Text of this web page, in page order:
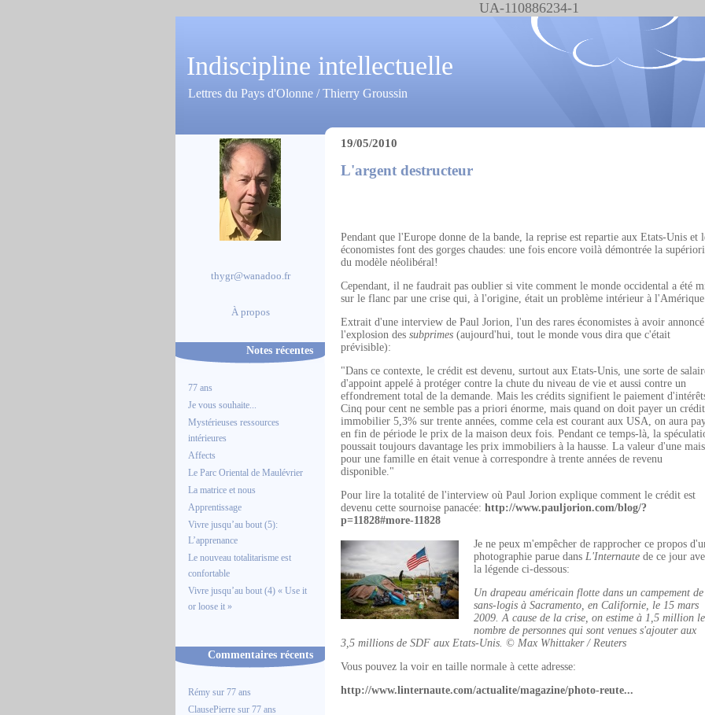
UA-110886234-1
Indiscipline intellectuelle
Lettres du Pays d'Olonne / Thierry Groussin
thygr@wanadoo.fr
À propos
Notes récentes
77 ans
Je vous souhaite...
Mystérieuses ressources
intérieures
Affects
Le Parc Oriental de Maulévrier
La matrice et nous
Apprentissage
Vivre jusqu’au bout (5):
L’apprenance
Le nouveau totalitarisme est
confortable
Vivre jusqu’au bout (4) « Use it
or loose it »
Commentaires récents
Rémy sur 77 ans
ClausePierre sur 77 ans
19/05/2010
L'argent destructeur
Pendant que l'Europe donne de la bande, la reprise est repartie aux Etats-Unis et
économistes font des gorges chaudes: une fois encore voilà démontrée la
du modèle néolibéral!
Cependant, il ne faudrait pas oublier si vite comment le monde occidental a été
sur le flanc par une crise qui, à l'origine, était un problème intérieur à
Extrait d'une interview de Paul Jorion, l'un des rares économistes à avoir annoncé
l'explosion des subprimes (aujourd'hui, tout le monde vous dira que c'était
prévisible):
"Dans ce contexte, le crédit est devenu, surtout aux Etats-Unis, une sorte de
d'appoint appelé à protéger contre la chute du niveau de vie et aussi contre un
effondrement total de la demande. Mais les crédits signifient le paiement
Cinq pour cent ne semble pas a priori énorme, mais quand on doit payer un crédit
immobilier 5,3% sur trente années, comme cela est courant aux USA, on aura
en fin de période le prix de la maison deux fois. Pendant ce temps-là, la
poussait toujours davantage les prix immobiliers à la hausse. La valeur d'une
pour une famille en était venue à correspondre à trente années de revenu
disponible."
Pour lire la totalité de l'interview où Paul Jorion explique comment le crédit est
devenu cette sournoise panacée: http://www.pauljorion.com/blog/?
p=11828#more-11828
Je ne peux m'empêcher de rapprocher ce propos
photographie parue dansL'Internaute de ce jour
la légende ci-dessous:
Un drapeau américain flotte dans un campement de
sans-logis à Sacramento, en Californie, le 15 mars
2009. A cause de la crise, on estime à 1,5 million le
nombre de personnes qui sont venues s'ajouter aux
3,5 millions de SDF aux Etats-Unis. © Max Whittaker / Reuters
Vous pouvez la voir en taille normale à cette adresse:
http://www.linternaute.com/actualite/magazine/photo-reute...